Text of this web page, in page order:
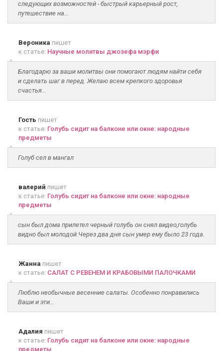
следующих возможностей - быстрый карьерный рост,
путешествие на...
Вероника пишет
к статье: Научные молитвы джозефа мэрфи
Благодарю за ваши молитвы они помогают людям найти себя
и сделать шаг в перед. Желаю всем крепкого здоровья
счастья...
Гость пишет
к статье: Голубь сидит на балконе или окне: народные
предметы
Голуб сел в мангал
валерий пишет
к статье: Голубь сидит на балконе или окне: народные
предметы
сын был дома прилетел черный голубь он снял видео,голубь
видно был молодой.Через два дня сын умер ему было 23 года.
Жанна пишет
к статье: САЛАТ С РЕВЕНЕМ И КРАБОВЫМИ ПАЛОЧКАМИ
Люблю необычные весенние салаты. Особенно понравились
Ваши и эти...
Адалия пишет
к статье: Голубь сидит на балконе или окне: народные
предметы